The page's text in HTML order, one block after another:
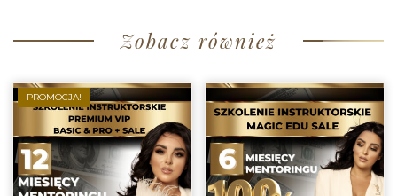
Zobacz również
PROMOCJA!